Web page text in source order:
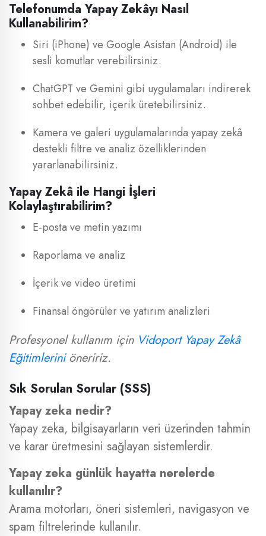
Telefonumda Yapay Zekâyı Nasıl
Kullanabilirim?
Siri (iPhone) ve Google Asistan (Android) ile
sesli komutlar verebilirsiniz.
ChatGPT ve Gemini gibi uygulamaları indirerek
sohbet edebilir, içerik üretebilirsiniz.
Kamera ve galeri uygulamalarında yapay zekâ
destekli filtre ve analiz özelliklerinden
yararlanabilirsiniz.
Yapay Zekâ ile Hangi İşleri
Kolaylaştırabilirim?
E-posta ve metin yazımı
Raporlama ve analiz
İçerik ve video üretimi
Finansal öngörüler ve yatırım analizleri
Profesyonel kullanım için Vidoport Yapay Zekâ
Eğitimleriniöneririz.
Sık Sorulan Sorular (SSS)
Yapay zeka nedir?
Yapay zeka, bilgisayarların veri üzerinden tahmin
ve karar üretmesini sağlayan sistemlerdir.
Yapay zeka günlük hayatta nerelerde
kullanılır?
Arama motorları, öneri sistemleri, navigasyon ve
spam filtrelerinde kullanılır.